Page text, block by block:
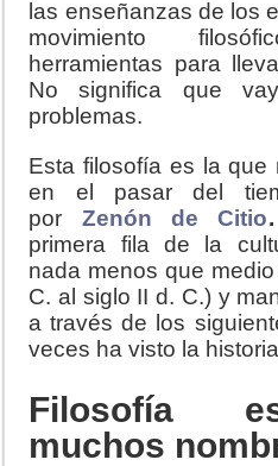
las enseñanzas de los
movimiento
herramientas para
No significa que
problemas.
Esta filosofía es la que
en el pasar del
por Zenón de Citio.
primera fila de la
nada menos que
C. al siglo II d. C.) y
a través de los
veces ha visto la
Filosofía
muchos